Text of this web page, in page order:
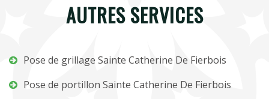
AUTRES SERVICES
Pose de grillage Sainte Catherine De Fierbois
Pose de portillon Sainte Catherine De Fierbois